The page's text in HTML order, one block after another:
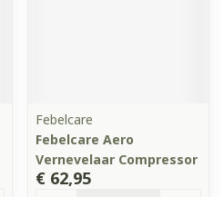
Febelcare
Febelcare Aero
Vernevelaar Compressor
€ 62,95